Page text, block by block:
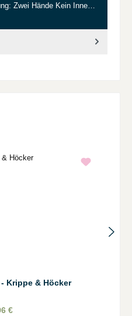
Zwei Hände Kein Inne…
Krippe & Höcker
€